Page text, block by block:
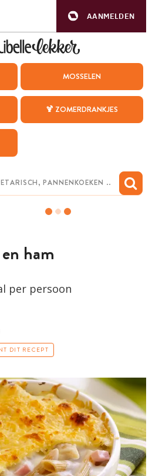
AANMELDEN
MOSSELEN
🍹 ZOMERDRANKJES
ham
per persoon
DIT RECEPT